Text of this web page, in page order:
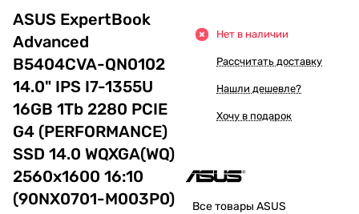
ASUS ExpertBook
Advanced
B5404CVA-QN0102
14.0" IPS I7-1355U
16GB 1Tb 2280 PCIE
G4 (PERFORMANCE)
SSD 14.0 WQXGA(WQ)
2560x1600 16:10
(90NX0701-M003P0)
Нет в наличии
Рассчитать доставку
Нашли дешевле?
Хочу в подарок
Все товары ASUS